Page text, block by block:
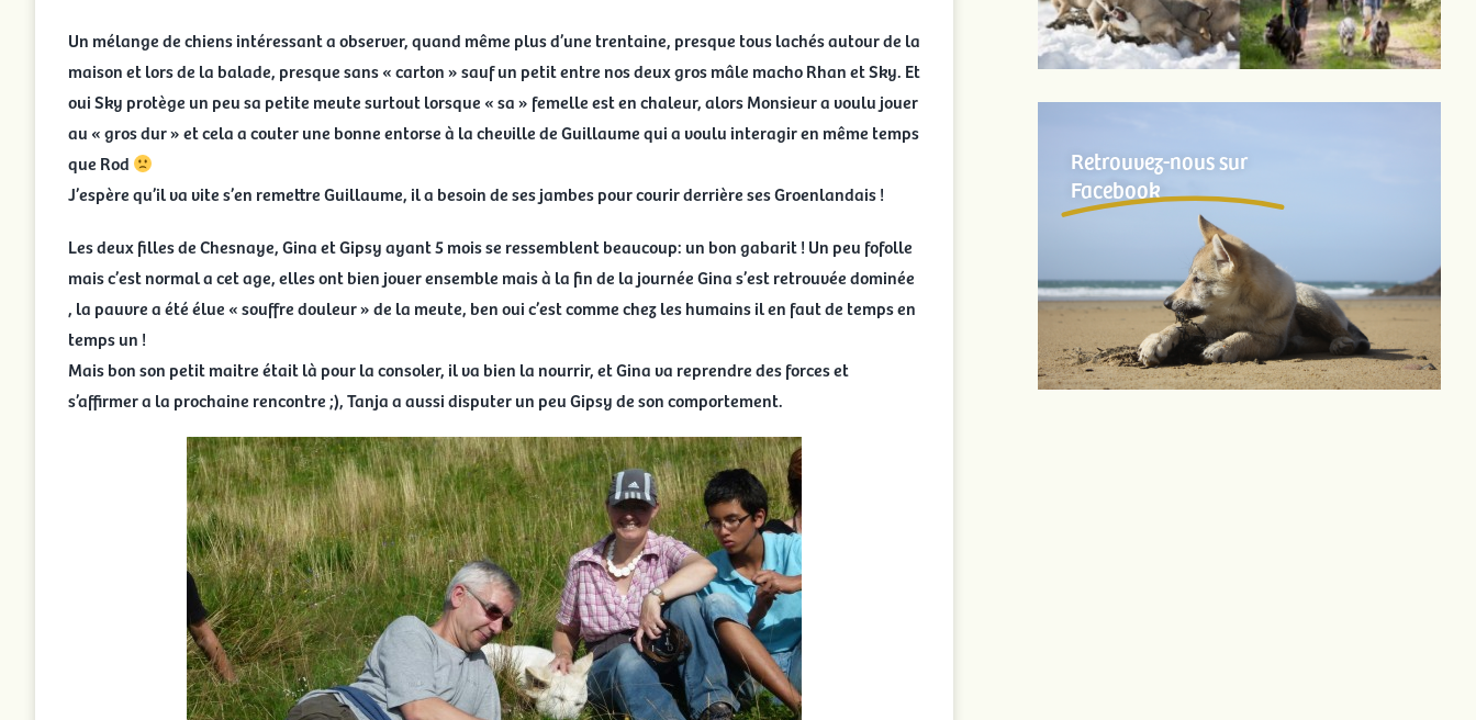
Un mélange de chiens intéressant a observer, quand même plus d’une trentaine, presque tous lachés autour de la
maison et lors de la balade, presque sans « carton » sauf un petit entre nos deux gros mâle macho Rhan et Sky. Et
oui Sky protège un peu sa petite meute surtout lorsque « sa » femelle est en chaleur, alors Monsieur a voulu jouer
au « gros dur » et cela a couter une bonne entorse à la cheville de Guillaume qui a voulu interagir en même temps
que Rod
J’espère qu’il va vite s’en remettre Guillaume, il a besoin de ses jambes pour courir derrière ses Groenlandais !
Les deux filles de Chesnaye, Gina et Gipsy ayant 5 mois se ressemblent beaucoup: un bon gabarit ! Un peu fofolle
mais c’est normal a cet age, elles ont bien jouer ensemble mais à la fin de la journée Gina s’est retrouvée dominée
, la pauvre a été élue « souffre douleur » de la meute, ben oui c’est comme chez les humains il en faut de temps en
temps un !
Mais bon son petit maitre était là pour la consoler, il va bien la nourrir, et Gina va reprendre des forces et
s’affirmer a la prochaine rencontre ;), Tanja a aussi disputer un peu Gipsy de son comportement.
Retrouvez-nous sur
Facebook